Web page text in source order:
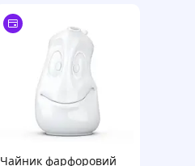
Чайник фарфоровий